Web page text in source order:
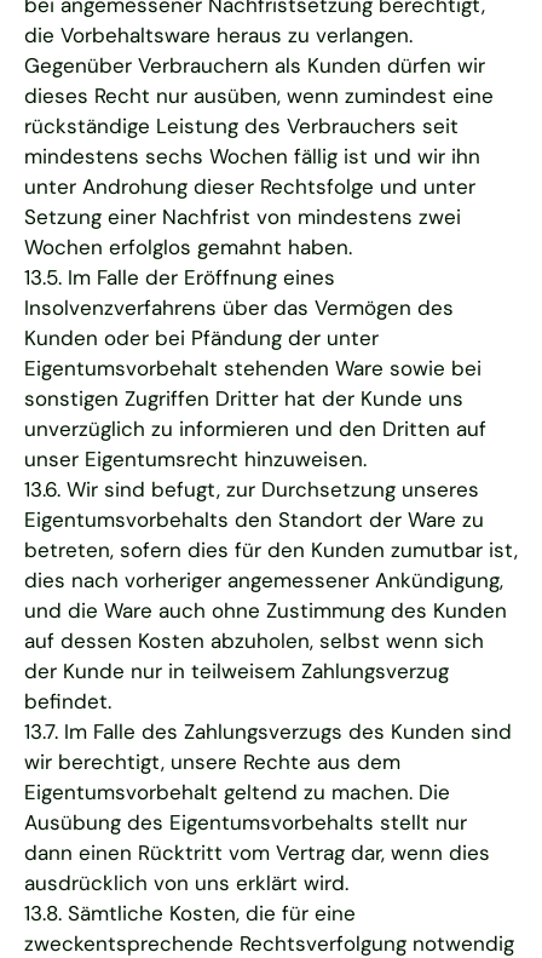
die Vorbehaltsware heraus zu verlangen.
Gegenüber Verbrauchern als Kunden dürfen wir
dieses Recht nur ausüben, wenn zumindest eine
rückständige Leistung des Verbrauchers seit
mindestens sechs Wochen fällig ist und wir ihn
unter Androhung dieser Rechtsfolge und unter
Setzung einer Nachfrist von mindestens zwei
Wochen erfolglos gemahnt haben.
13.5. Im Falle der Eröffnung eines
Insolvenzverfahrens über das Vermögen des
Kunden oder bei Pfändung der unter
Eigentumsvorbehalt stehenden Ware sowie bei
sonstigen Zugriffen Dritter hat der Kunde uns
unverzüglich zu informieren und den Dritten auf
unser Eigentumsrecht hinzuweisen.
13.6. Wir sind befugt, zur Durchsetzung unseres
Eigentumsvorbehalts den Standort der Ware zu
betreten, sofern dies für den Kunden zumutbar ist,
dies nach vorheriger angemessener Ankündigung,
und die Ware auch ohne Zustimmung des Kunden
auf dessen Kosten abzuholen, selbst wenn sich
der Kunde nur in teilweisem Zahlungsverzug
befindet.
13.7. Im Falle des Zahlungsverzugs des Kunden sind
wir berechtigt, unsere Rechte aus dem
Eigentumsvorbehalt geltend zu machen. Die
Ausübung des Eigentumsvorbehalts stellt nur
dann einen Rücktritt vom Vertrag dar, wenn dies
ausdrücklich von uns erklärt wird.
13.8. Sämtliche Kosten, die für eine
zweckentsprechende Rechtsverfolgung notwendig